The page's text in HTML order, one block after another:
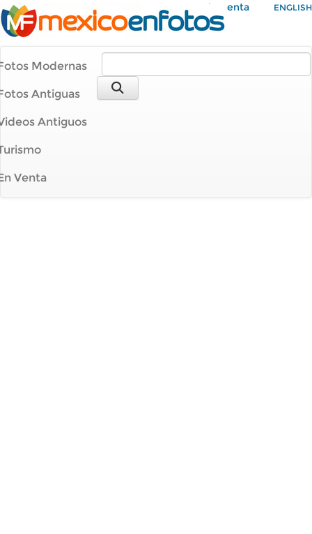
Mi Cuenta ENGLISH
Modernas
Antiguas
Antiguos
Venta